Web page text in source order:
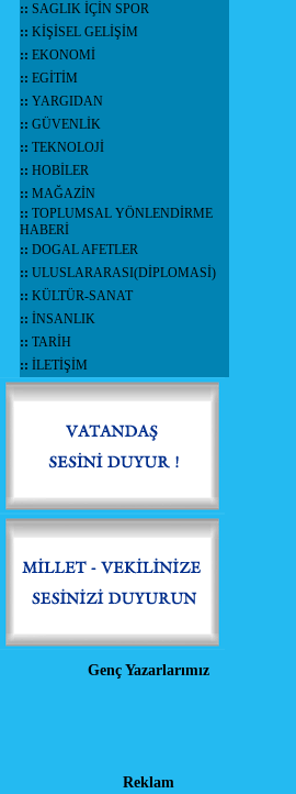
:: SAGLIK İÇİN SPOR
:: KİŞİSEL GELİŞİM
:: EKONOMİ
:: EGİTİM
:: YARGIDAN
:: GÜVENLİK
:: TEKNOLOJİ
:: HOBİLER
:: MAĞAZİN
:: TOPLUMSAL YÖNLENDİRME
HABERİ
:: DOGAL AFETLER
:: ULUSLARARASI(DİPLOMASİ)
:: KÜLTÜR-SANAT
:: İNSANLIK
:: TARİH
:: İLETİŞİM
Genç Yazarlarımız
Reklam